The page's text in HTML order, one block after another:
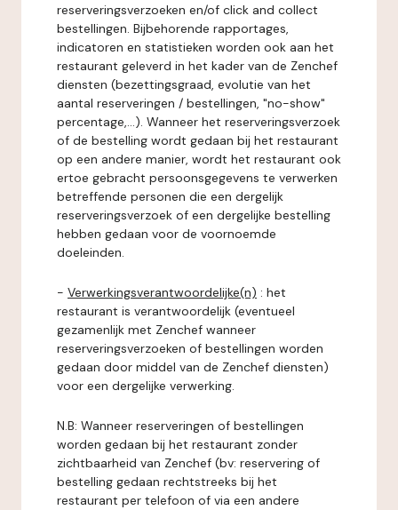
reserveringsverzoeken en/of click and collect
bestellingen. Bijbehorende rapportages,
indicatoren en statistieken worden ook aan het
restaurant geleverd in het kader van de Zenchef
diensten (bezettingsgraad, evolutie van het
aantal reserveringen / bestellingen, "no-show"
percentage,...). Wanneer het reserveringsverzoek
of de bestelling wordt gedaan bij het restaurant
op een andere manier, wordt het restaurant ook
ertoe gebracht persoonsgegevens te verwerken
betreffende personen die een dergelijk
reserveringsverzoek of een dergelijke bestelling
hebben gedaan voor de voornoemde
doeleinden.
- Verwerkingsverantwoordelijke(n) : het
restaurant is verantwoordelijk (eventueel
gezamenlijk met Zenchef wanneer
reserveringsverzoeken of bestellingen worden
gedaan door middel van de Zenchef diensten)
voor een dergelijke verwerking.
N.B: Wanneer reserveringen of bestellingen
worden gedaan bij het restaurant zonder
zichtbaarheid van Zenchef (bv: reservering of
bestelling gedaan rechtstreeks bij het
restaurant per telefoon of via een andere